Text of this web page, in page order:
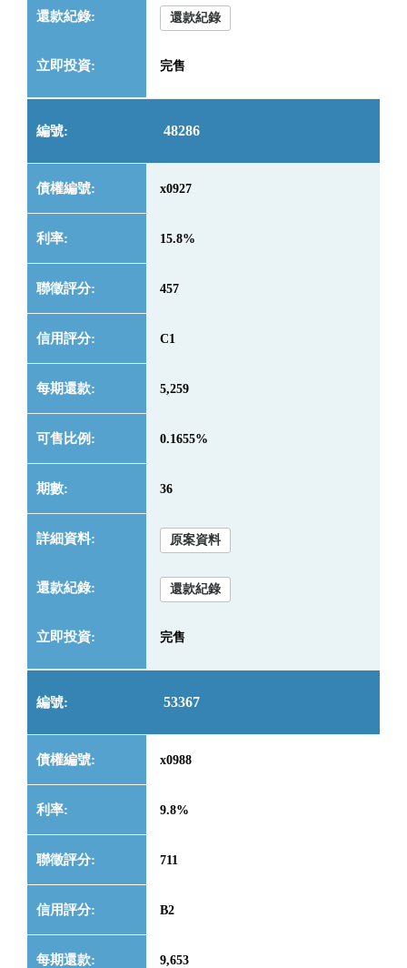
還款紀錄
完售
48286
x0927
15.8%
457
C1
5,259
0.1655%
36
原案資料
還款紀錄
完售
53367
x0988
9.8%
711
B2
9,653